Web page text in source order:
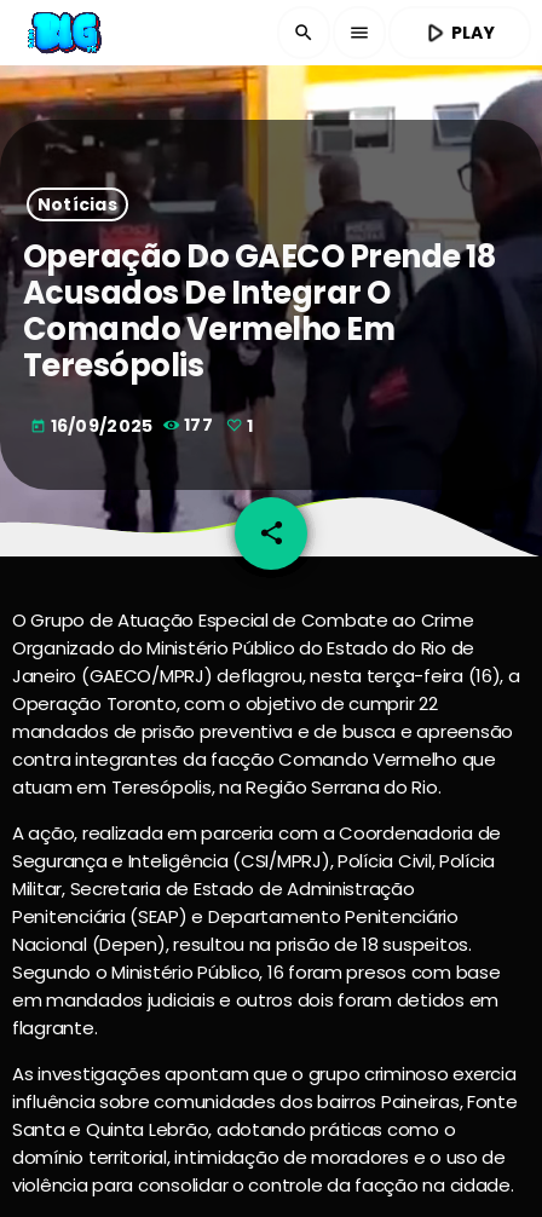
search menu play_arrow PLAY
Notícias
Operação Do GAECO Prende 18
Acusados De Integrar O
Comando Vermelho Em
Teresópolis
today 16/09/2025 177 1
share
email
O Grupo de Atuação Especial de Combate ao Crime
Organizado do Ministério Público do Estado do Rio de
Janeiro (GAECO/MPRJ) deflagrou, nesta terça-feira (16), a
Operação Toronto, com o objetivo de cumprir 22
mandados de prisão preventiva e de busca e apreensão
contra integrantes da facção Comando Vermelho que
atuam em Teresópolis, na Região Serrana do Rio.
A ação, realizada em parceria com a Coordenadoria de
Segurança e Inteligência (CSI/MPRJ), Polícia Civil, Polícia
Militar, Secretaria de Estado de Administração
Penitenciária (SEAP) e Departamento Penitenciário
Nacional (Depen), resultou na prisão de 18 suspeitos.
Segundo o Ministério Público, 16 foram presos com base
em mandados judiciais e outros dois foram detidos em
flagrante.
As investigações apontam que o grupo criminoso exercia
influência sobre comunidades dos bairros Paineiras, Fonte
Santa e Quinta Lebrão, adotando práticas como o
domínio territorial, intimidação de moradores e o uso de
violência para consolidar o controle da facção na cidade.